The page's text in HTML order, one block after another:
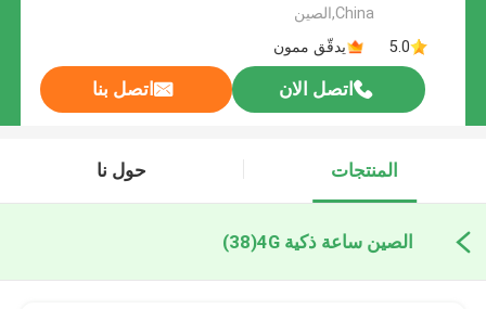
China,الصين
5.0
يدقّق ممون
اتصل الان اتصل بنا
المنتجات حول نا
الصين ساعة ذكية 4G (38)